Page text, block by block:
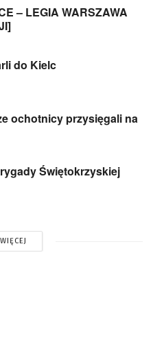
– LEGIA WARSZAWA
do Kielc
ochotnicy przysięgali na
Świętokrzyskiej